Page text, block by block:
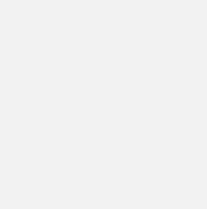
【速報】2026